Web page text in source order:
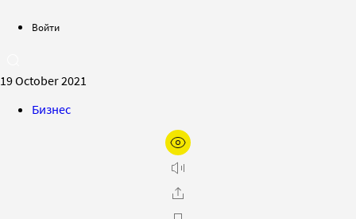
Войти
19 October 2021
Бизнес